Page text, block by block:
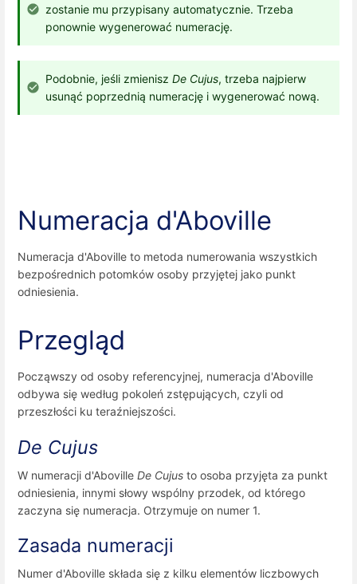
zostanie mu przypisany automatycznie. Trzeba
ponownie wygenerować numerację.
Podobnie, jeśli zmienisz De Cujus, trzeba najpierw
usunąć poprzednią numerację i wygenerować nową.
Numeracja d'Aboville
Numeracja d'Aboville to metoda numerowania wszystkich
bezpośrednich potomków osoby przyjętej jako punkt
odniesienia.
Przegląd
Począwszy od osoby referencyjnej, numeracja d'Aboville
odbywa się według pokoleń zstępujących, czyli od
przeszłości ku teraźniejszości.
De Cujus
W numeracji d'Aboville De Cujus to osoba przyjęta za punkt
odniesienia, innymi słowy wspólny przodek, od którego
zaczyna się numeracja. Otrzymuje on numer 1.
Zasada numeracji
Numer d'Aboville składa się z kilku elementów liczbowych